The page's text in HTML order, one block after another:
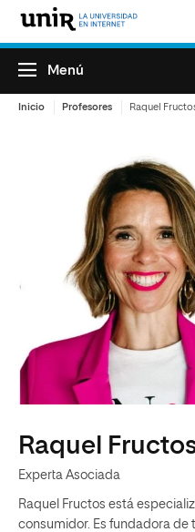
Menú
Inicio Profesores Raquel
Raquel
Experta Asociada
Raquel Fructos está
consumidor. Es fundadora